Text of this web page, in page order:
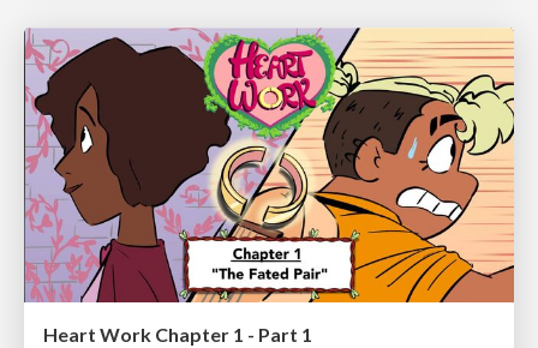
Heart Work Chapter 1 - Part 1